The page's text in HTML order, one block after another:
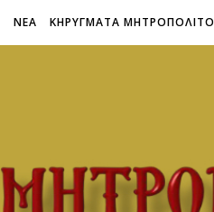
ΝΕΑ ΚΗΡΥΓΜΑΤΑ